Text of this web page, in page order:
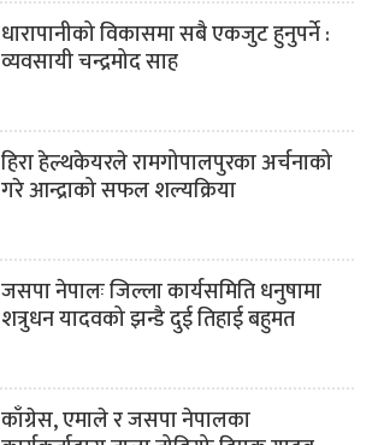
धारापानीको विकासमा सबै एकजुट हुनुपर्ने :
व्यवसायी चन्द्रमोद साह
हिरा हेल्थकेयरले रामगोपालपुरका अर्चनाको
गरे आन्द्राको सफल शल्यक्रिया
जसपा नेपालः जिल्ला कार्यसमिति धनुषामा
शत्रुधन यादवको झन्डै दुई तिहाई बहुमत
काँग्रेस, एमाले र जसपा नेपालका